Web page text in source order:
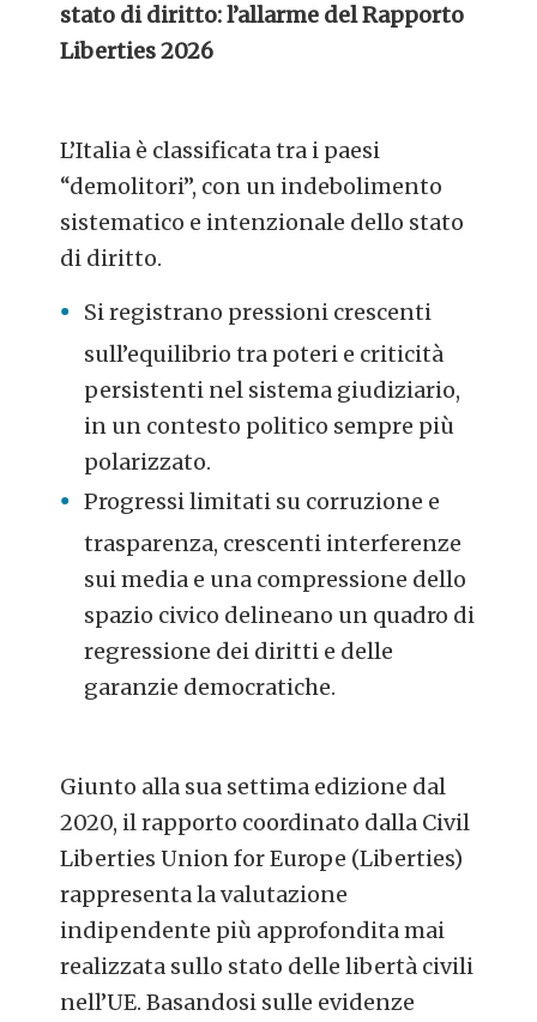
stato di diritto: l’allarme del Rapporto
Liberties 2026
L’Italia è classificata tra i paesi
“demolitori”, con un indebolimento
sistematico e intenzionale dello stato
di diritto.
Si registrano pressioni crescenti
sull’equilibrio tra poteri e criticità
persistenti nel sistema giudiziario,
in un contesto politico sempre più
polarizzato.
Progressi limitati su corruzione e
trasparenza, crescenti interferenze
sui media e una compressione dello
spazio civico delineano un quadro di
regressione dei diritti e delle
garanzie democratiche.
Giunto alla sua settima edizione dal
2020, il rapporto coordinato dalla Civil
Liberties Union for Europe (Liberties)
rappresenta la valutazione
indipendente più approfondita mai
realizzata sullo stato delle libertà civili
nell’UE. Basandosi sulle evidenze